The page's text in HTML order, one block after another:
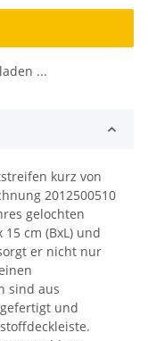
...
kurz von
2012500510
gelochten
cm (BxL) und
er nicht nur
sind aus
und